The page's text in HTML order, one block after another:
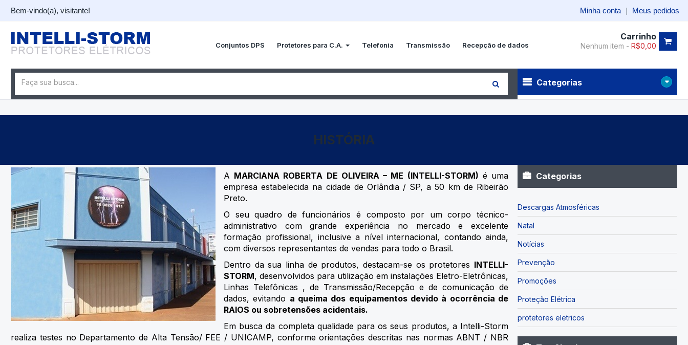
Bem-vindo(a), visitante! Minha conta | Meus pedidos
Conjuntos DPS Protetores para C.A. Telefonia Transmissão Recepção de dados
Carrinho
Nenhum item -R$0,00
Categorias
HISTÓRIA
A MARCIANA ROBERTA DE OLIVEIRA – ME (INTELLI-STORM) é uma
empresa estabelecida na cidade de Orlândia / SP, a 50 km de Ribeirão
Preto.
O seu quadro de funcionários é composto por um corpo técnico-
administrativo com grande experiência no mercado e excelente
formação profissional, inclusive a nível internacional, contando ainda,
com diversos representantes de vendas para todo o Brasil.
Dentro da sua linha de produtos, destacam-se os protetores INTELLI-
STORM, desenvolvidos para utilização em instalações Eletro-Eletrônicas,
Linhas Telefônicas , de Transmissão/Recepção e de comunicação de
dados, evitando a queima dos equipamentos devido à ocorrência de
RAIOS ou sobretensões acidentais.
Em busca da completa qualidade para os seus produtos, a Intelli-Storm
realiza testes no Departamento de Alta Tensão/ FEE / UNICAMP, conforme orientações descritas nas normas ABNT / NBR
Categorias
Descargas Atmosféricas
Natal
Notícias
Prevenção
Promoções
Proteção Elétrica
protetores eletricos